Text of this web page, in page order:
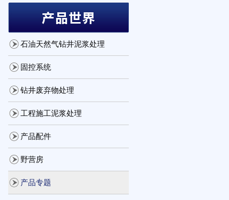
石油天然气钻井泥浆处理
固控系统
钻井废弃物处理
工程施工泥浆处理
产品配件
野营房
产品专题